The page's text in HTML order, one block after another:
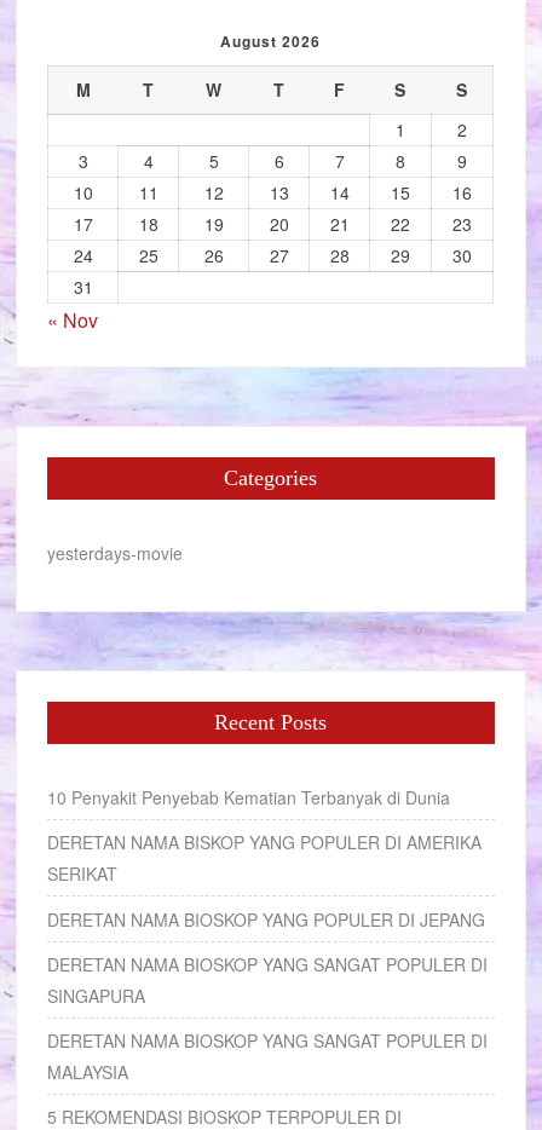
August 2026
M T W T F S
S
1
2
3
4 5 6 7 8
9
10
11 12 13 14 15
16
17
18 19 20 21 22
23
24
25 26 27 28 29
30
31
« Nov
Categories
yesterdays-movie
Recent Posts
10 Penyakit Penyebab Kematian Terbanyak di Dunia
DERETAN NAMA BISKOP YANG POPULER DI AMERIKA
SERIKAT
DERETAN NAMA BIOSKOP YANG POPULER DI JEPANG
DERETAN NAMA BIOSKOP YANG SANGAT POPULER DI
SINGAPURA
DERETAN NAMA BIOSKOP YANG SANGAT POPULER DI
MALAYSIA
5 REKOMENDASI BIOSKOP TERPOPULER DI